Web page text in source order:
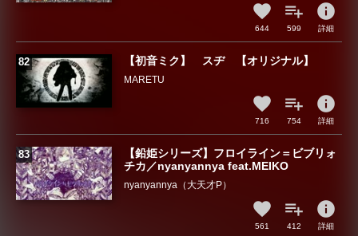
644 599
info
詳細
【初音ミク】 スヂ 【オリジナル】
MARETU
716 754
info
詳細
【鉛姫シリーズ】フロイライン＝ビブリォ
チカ／nyanyannya feat.MEIKO
nyanyannya（大天才P）
561 412
info
詳細